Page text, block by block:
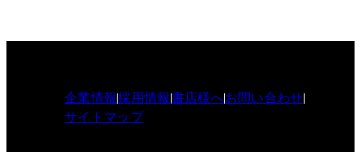
企業情報採用情報書店様へお問い合わせ
サイトマップ